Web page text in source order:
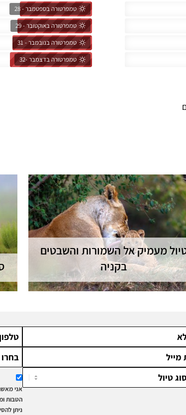
טמפרטורה בספטמבר - 28
טמפרטורה באוקטובר - 29
טמפרטורה בנובמבר - 31
טמפרטורה בדצמבר -32
מעמיק אל השמורות והשבטים
בקניה
זה נחווה את קסמה הייחודי של השמורות
בקניה וגם להכיר לעומק את השבטים
אני
הטבות
ניתן